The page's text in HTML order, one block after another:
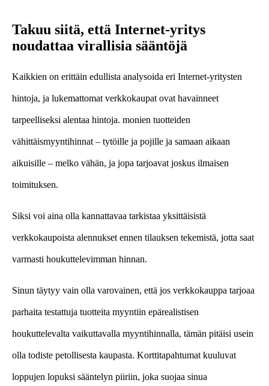
Takuu siitä, että Internet-yritys
noudattaa virallisia sääntöjä
Kaikkien on erittäin edullista analysoida eri Internet-yritysten
hintoja, ja lukemattomat verkkokaupat ovat havainneet
tarpeelliseksi alentaa hintoja. monien tuotteiden
vähittäismyyntihinnat – tytöille ja pojille ja samaan aikaan
aikuisille – melko vähän, ja jopa tarjoavat joskus ilmaisen
toimituksen.
Siksi voi aina olla kannattavaa tarkistaa yksittäisistä
verkkokaupoista alennukset ennen tilauksen tekemistä, jotta saat
varmasti houkuttelevimman hinnan.
Sinun täytyy vain olla varovainen, että jos verkkokauppa tarjoaa
parhaita testattuja tuotteita myyntiin epärealistisen
houkuttelevalta vaikuttavalla myyntihinnalla, tämän pitäisi usein
olla todiste petollisesta kaupasta. Korttitapahtumat kuuluvat
loppujen lopuksi sääntelyn piiriin, joka suojaa sinua